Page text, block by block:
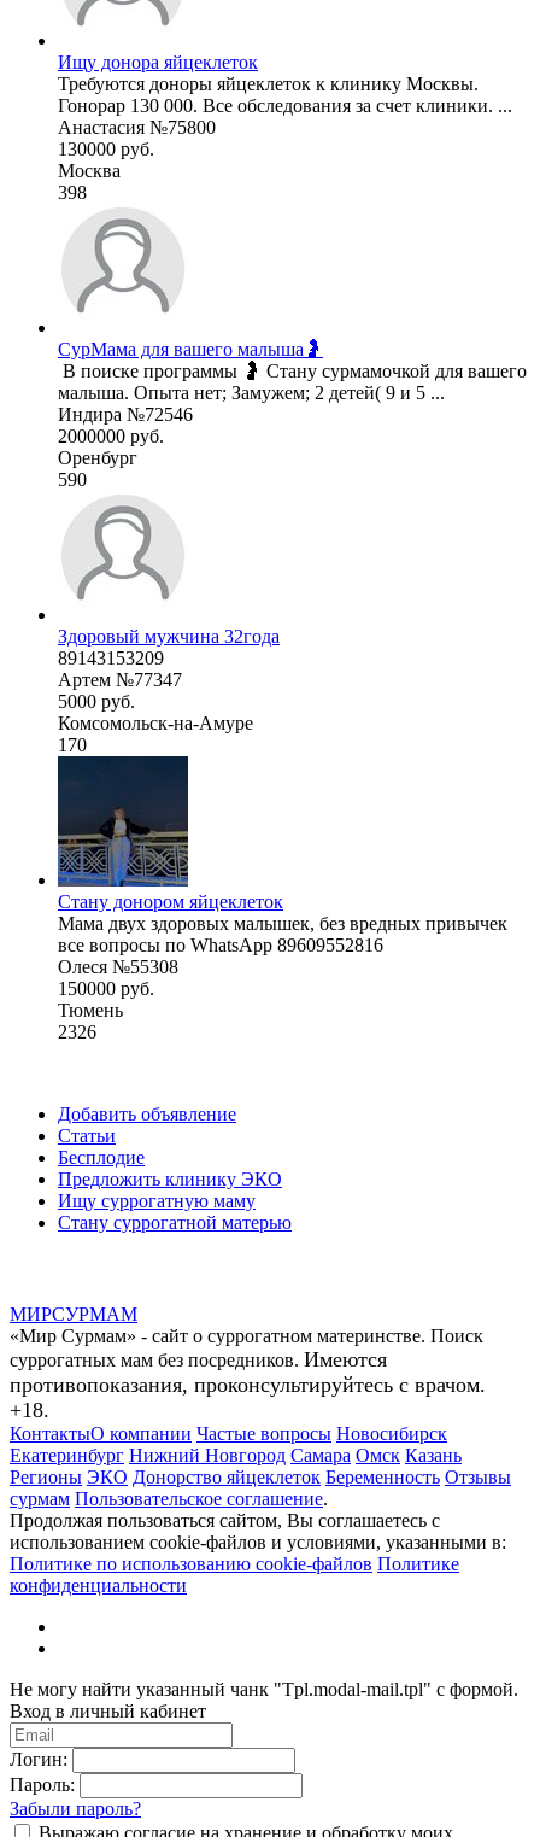
Ищу донора яйцеклеток
Требуются доноры яйцеклеток к клинику Москвы.
Гонорар 130 000. Все обследования за счет клиники. ...
Анастасия №75800
130000 руб.
Москва
398
СурМама для вашего малыша🤰
малыша. Опыта нет; Замужем; 2 детей( 9 и 5 ...
Индира №72546
2000000 руб.
Оренбург
590
Здоровый мужчина 32года
89143153209
Артем №77347
5000 руб.
Комсомольск-на-Амуре
170
Стану донором яйцеклеток
Мама двух здоровых малышек, без вредных привычек
все вопросы по WhatsApp 89609552816
Олеся №55308
150000 руб.
Тюмень
2326
Добавить объявление
Статьи
Бесплодие
Предложить клинику ЭКО
Ищу суррогатную маму
Стану суррогатной матерью
МИРСУРМАМ
«Мир Сурмам» - сайт о суррогатном материнстве. Поиск
суррогатных мам без посредников. Имеются
противопоказания, проконсультируйтесь с врачом.
+18.
КонтактыО компании Частые вопросы Новосибирск
Екатеринбург Нижний Новгород Самара Омск Казань
Регионы ЭКО Донорство яйцеклеток Беременность Отзывы
сурмам Пользовательское соглашение.
Продолжая пользоваться сайтом, Вы соглашаетесь с
использованием cookie-файлов и условиями, указанными в:
Политике по использованию cookie-файлов Политике
конфиденциальности
Не могу найти указанный чанк "Tpl.modal-mail.tpl" с формой.
Вход в личный кабинет
Логин:
Пароль:
Забыли пароль?
Выражаю согласие на хранение и обработку моих